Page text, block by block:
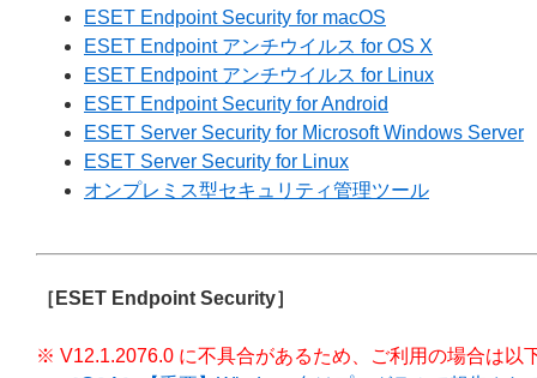
ESET Endpoint Security for macOS
ESET Endpoint アンチウイルス for OS X
ESET Endpoint アンチウイルス for Linux
ESET Endpoint Security for Android
ESET Server Security for Microsoft Windows Server
ESET Server Security for Linux
オンプレミス型セキュリティ管理ツール
［ESET Endpoint Security］
※ V12.1.2076.0 に不具合があるため、ご利用の場合は以